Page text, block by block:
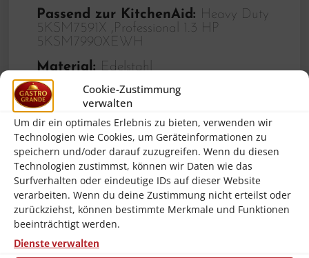
Cookie-Zustimmung
verwalten
Um dir ein optimales Erlebnis zu bieten, verwenden wir
Technologien wie Cookies, um Geräteinformationen zu
speichern und/oder darauf zuzugreifen. Wenn du diesen
Technologien zustimmst, können wir Daten wie das
Surfverhalten oder eindeutige IDs auf dieser Website
verarbeiten. Wenn du deine Zustimmung nicht erteilst oder
zurückziehst, können bestimmte Merkmale und Funktionen
beeinträchtigt werden.
Dienste verwalten
Passend zur KitchenAid: Heavy Duty
5KSM7591X ,Professional 1.3 HP
5KSM7990XEWH
Material:Edelstahl
Eigenschaften:–
Mit Griff(en): Ja
Farbe:Silber
Wichtiger Hinweis:–
Gewicht Brutto:3.76 Kg
Gewicht Netto:3.76 Kg
Höhe:215.0 mm